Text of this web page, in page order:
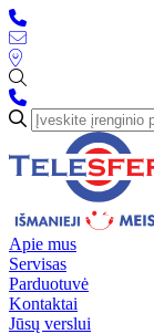
Apie mus
Servisas
Parduotuvė
Kontaktai
Jūsų verslui